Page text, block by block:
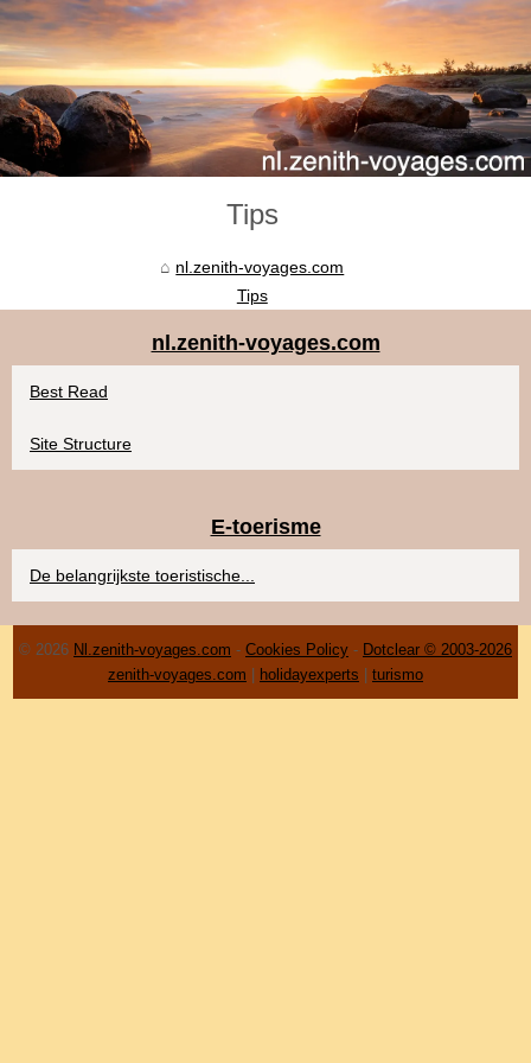
Tips
nl.zenith-voyages.com
Tips
nl.zenith-voyages.com
Best Read
Site Structure
E-toerisme
De belangrijkste toeristische...
© 2026 Nl.zenith-voyages.com - Cookies Policy - Dotclear © 2003-2026
zenith-voyages.com
holidayexperts turismo